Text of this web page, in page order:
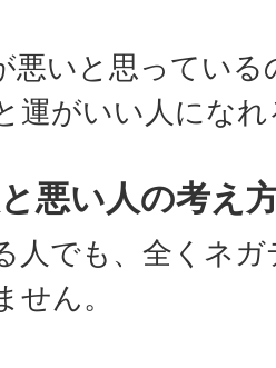
悪いと思ってい
運がいい人にな
悪い人の考え
人でも、全くネ
せん。